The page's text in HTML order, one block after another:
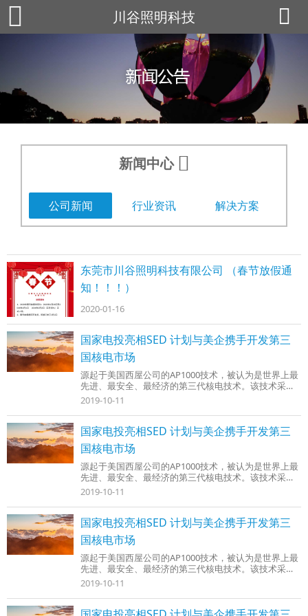
川谷照明科技
新闻中心
公司新闻 行业资讯 解决方案
东莞市川谷照明科技有限公司 （春节放假通
知！！！）
2020-01-16
国家电投亮相SED 计划与美企携手开发第三
国核电市场
源起于美国西屋公司的AP1000技术，被认为是世界上最
先进、最安全、最经济的第三代核电技术。该技术采用
的“非能动安全系统”利用自然物理现象，即重力、自然
循环(蒸发、冷凝和密度差)以及气体蓄能驱动流体流动，
带走堆芯余热和安全壳的热量，不需要外部能源。可防
止堆芯因为外部供电电源丧失、冷却水供水流失事故下
造成的堆芯熔毁。 虽然AP1000技术肇始于美国，但它的
2019-10-11
国家电投亮相SED 计划与美企携手开发第三
国核电市场
源起于美国西屋公司的AP1000技术，被认为是世界上最
先进、最安全、最经济的第三代核电技术。该技术采用
的“非能动安全系统”利用自然物理现象，即重力、自然
循环(蒸发、冷凝和密度差)以及气体蓄能驱动流体流动，
带走堆芯余热和安全壳的热量，不需要外部能源。可防
止堆芯因为外部供电电源丧失、冷却水供水流失事故下
造成的堆芯熔毁。 虽然AP1000技术肇始于美国，但它的
2019-10-11
国家电投亮相SED 计划与美企携手开发第三
国核电市场
源起于美国西屋公司的AP1000技术，被认为是世界上最
先进、最安全、最经济的第三代核电技术。该技术采用
的“非能动安全系统”利用自然物理现象，即重力、自然
循环(蒸发、冷凝和密度差)以及气体蓄能驱动流体流动，
带走堆芯余热和安全壳的热量，不需要外部能源。可防
止堆芯因为外部供电电源丧失、冷却水供水流失事故下
2019-10-11